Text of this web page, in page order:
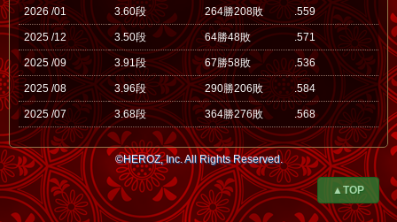
2026 /01 3.60段 264勝208敗 .559
2025 /12 3.50段 64勝48敗 .571
2025 /09 3.91段 67勝58敗 .536
2025 /08 3.96段 290勝206敗 .584
2025 /07 3.68段 364勝276敗 .568
©HEROZ, Inc. All Rights Reserved.
▲TOP